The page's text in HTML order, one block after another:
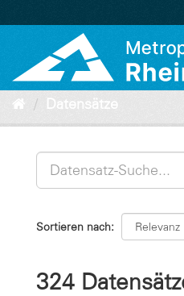
zum
Datensätze
Sortieren nach
324